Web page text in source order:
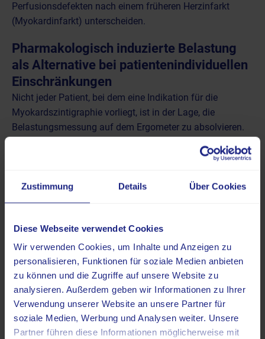
Zustimmung Details Über Cookies
Diese Webseite verwendet Cookies
Wir verwenden Cookies, um Inhalte und Anzeigen zu
personalisieren, Funktionen für soziale Medien anbieten
zu können und die Zugriffe auf unsere Website zu
analysieren. Außerdem geben wir Informationen zu Ihrer
Verwendung unserer Website an unsere Partner für
soziale Medien, Werbung und Analysen weiter. Unsere
Partner führen diese Informationen möglicherweise mit
Perfusionsdefekten nach einem früheren Herzinfarkt
(Myokardinfarkt) unterscheiden.
Pharmakologisch induzierte Belastung
als Alternative bei patientenindividuellen
Einschränkungen
Nicht jeder Patient, bei dem eine Indikation für die
Myokardszintigraphie vorliegt, ist in der Lage, die
Belastungsmessung auf dem Ergometer zu absolvieren.
periphere arterielle
obstruktive Lungenerkrankung (COPD)
vorliegt. Daher
wird die Belastungssituation in solchen Fällen
Dabei kommen Wirkstoffe wie Adenosin, Regadenoson
oder Dipyridamol intravenös zum Einsatz. Diese wirken
gefäßerweiternd und rufen einen Zustand hervor, der mit
einer körperlichen Belastung vergleichbar ist. Auf diese
Weise lassen sich verengte Gefäßabschnitte identifizieren,
ohne dass eine durch physische Aktivität bedingte
Belastung des Patienten erforderlich ist.